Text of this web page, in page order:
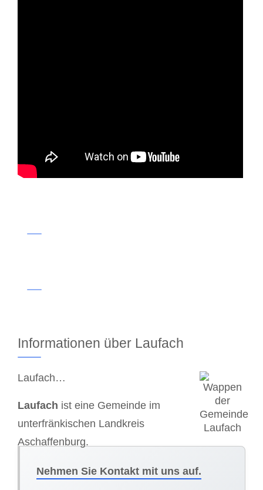
Informationen über Laufach
Laufach…
Laufach ist eine Gemeinde im
unterfränkischen Landkreis
Aschaffenburg.
Nehmen Sie Kontakt mit uns auf.